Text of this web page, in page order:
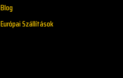
Blog
Európai Szállítások